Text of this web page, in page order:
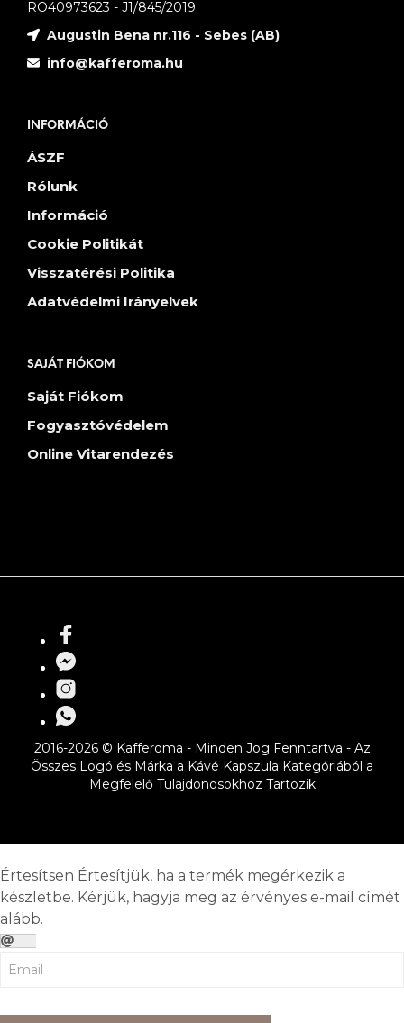
RO40973623 - J1/845/2019
Augustin Bena nr.116 - Sebes (AB)
info@kafferoma.hu
INFORMÁCIÓ
ÁSZF
Rólunk
Információ
Cookie Politikát
Visszatérési Politika
Adatvédelmi Irányelvek
SAJÁT FIÓKOM
Saját Fiókom
Fogyasztóvédelem
Online Vitarendezés
2016-2026 © Kafferoma - Minden Jog Fenntartva - Az
Összes Logó és Márka a Kávé Kapszula Kategóriából a
Megfelelő Tulajdonosokhoz Tartozik
Értesítsen Értesítjük, ha a termék megérkezik a
készletbe. Kérjük, hagyja meg az érvényes e-mail címét
alább.